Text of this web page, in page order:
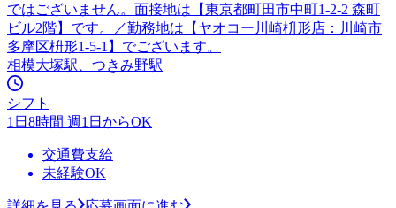
ではございません。面接地は【東京都町田市中町1-2-2 森町
ビル2階】です。／勤務地は【ヤオコー川崎枡形店：川崎市
多摩区枡形1-5-1】でございます。
相模大塚駅、つきみ野駅
シフト
1日8時間 週1日からOK
交通費支給
未経験OK